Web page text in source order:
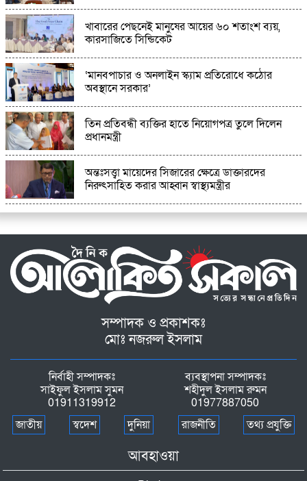
খাবারের পেছনেই মানুষের আয়ের ৬০ শতাংশ ব্যয়,
কারসাজিতে সিন্ডিকেট
‘মানবপাচার ও অনলাইন স্ক্যাম প্রতিরোধে কঠোর
অবস্থানে সরকার’
তিন প্রতিবন্ধী ব্যক্তির হাতে নিয়োগপত্র তুলে দিলেন
প্রধানমন্ত্রী
অন্তঃসত্ত্বা মায়েদের সিজারের ক্ষেত্রে ডাক্তারদের
নিরুৎসাহিত করার আহ্বান স্বাস্থ্যমন্ত্রীর
সম্পাদক ও প্রকাশকঃ
মোঃ নজরুল ইসলাম
নির্বাহী সম্পাদকঃ
সাইফুল ইসলাম সুমন
01911319912
ব্যবস্থাপনা সম্পাদকঃ
শহীদুল ইসলাম রুমন
01977887050
জাতীয়
স্বদেশ দুনিয়া রাজনীতি তথ্য প্রযুক্তি
আবহাওয়া